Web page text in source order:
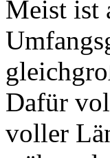
Meist ist
Dafür
voller